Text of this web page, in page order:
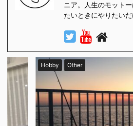
ニア。人生のモット
たいときにやりたいだ
キャンプ キャンプ場